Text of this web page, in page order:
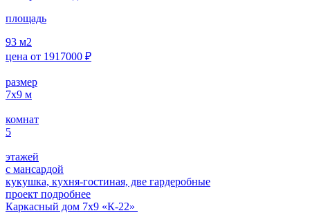
площадь
93 м2
цена от 1917000 ₽
размер
7х9 м
комнат
5
этажей
с мансардой
кукушка, кухня-гостиная, две гардеробные
проект подробнее
Каркасный дом 7х9 «К-22»